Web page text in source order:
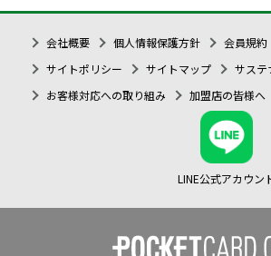
会社概要 個人情報保護方針 会員規約
サイトポリシー
サイトマップ
サステ
お客様対応への取り組み
加盟店の皆様へ
LINE公式アカウン